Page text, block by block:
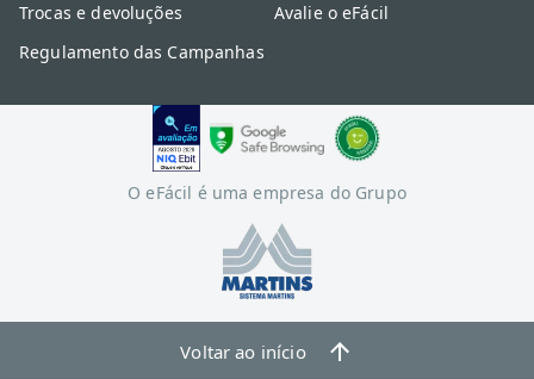
Trocas e devoluções
Regulamento das Campanhas
Avalie o eFácil
O eFácil é uma empresa do Grupo
Voltar ao início